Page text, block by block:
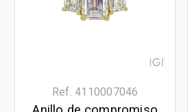
Ref. 4110007046